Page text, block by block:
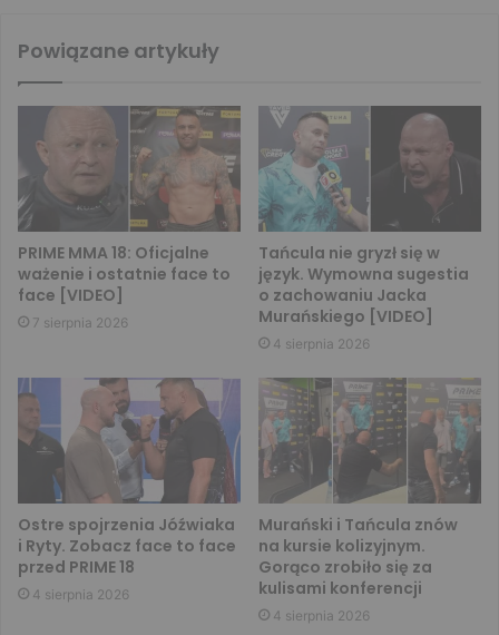
Powiązane artykuły
PRIME MMA 18: Oficjalne
ważenie i ostatnie face to
face [VIDEO]
7 sierpnia 2026
Tańcula nie gryzł się w
język. Wymowna sugestia
o zachowaniu Jacka
Murańskiego [VIDEO]
4 sierpnia 2026
Ostre spojrzenia Jóźwiaka
i Ryty. Zobacz face to face
przed PRIME 18
4 sierpnia 2026
Murański i Tańcula znów
na kursie kolizyjnym.
Gorąco zrobiło się za
kulisami konferencji
4 sierpnia 2026